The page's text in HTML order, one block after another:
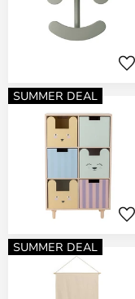
SUMMER DEAL
SUMMER DEAL